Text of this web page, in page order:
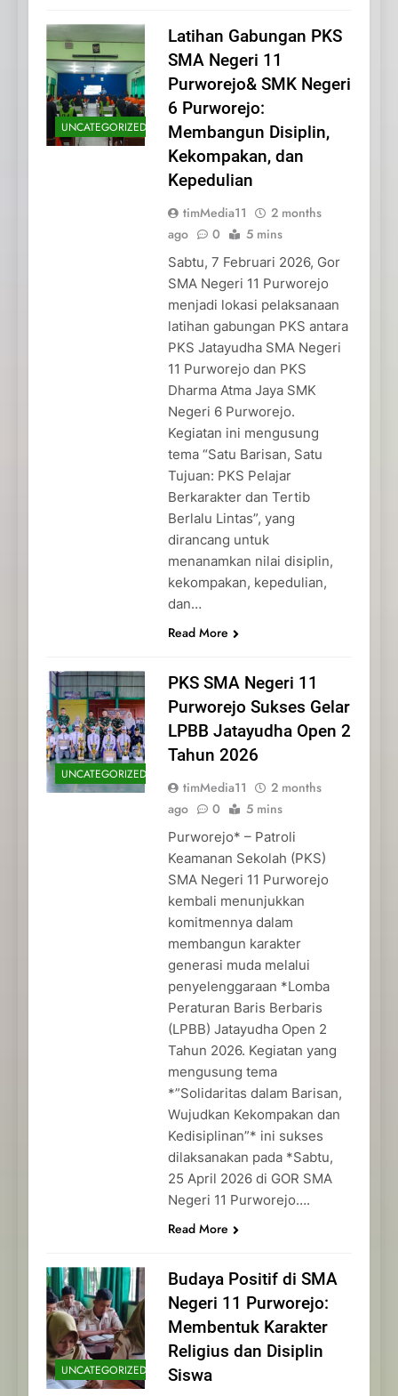
UNCATEGORIZED
Latihan Gabungan PKS
SMA Negeri 11
Purworejo& SMK Negeri
6 Purworejo:
Membangun Disiplin,
Kekompakan, dan
Kepedulian
timMedia11
2 months
ago
0 5 mins
Sabtu, 7 Februari 2026, Gor
SMA Negeri 11 Purworejo
menjadi lokasi pelaksanaan
latihan gabungan PKS antara
PKS Jatayudha SMA Negeri
11 Purworejo dan PKS
Dharma Atma Jaya SMK
Negeri 6 Purworejo.
Kegiatan ini mengusung
tema “Satu Barisan, Satu
Tujuan: PKS Pelajar
Berkarakter dan Tertib
Berlalu Lintas”, yang
dirancang untuk
menanamkan nilai disiplin,
kekompakan, kepedulian,
dan…
Read More
UNCATEGORIZED
PKS SMA Negeri 11
Purworejo Sukses Gelar
LPBB Jatayudha Open 2
Tahun 2026
timMedia11
2 months
ago
0 5 mins
Purworejo* – Patroli
Keamanan Sekolah (PKS)
SMA Negeri 11 Purworejo
kembali menunjukkan
komitmennya dalam
membangun karakter
generasi muda melalui
penyelenggaraan *Lomba
Peraturan Baris Berbaris
(LPBB) Jatayudha Open 2
Tahun 2026. Kegiatan yang
mengusung tema
*”Solidaritas dalam Barisan,
Wujudkan Kekompakan dan
Kedisiplinan”* ini sukses
dilaksanakan pada *Sabtu,
25 April 2026 di GOR SMA
Negeri 11 Purworejo….
Read More
UNCATEGORIZED
Budaya Positif di SMA
Negeri 11 Purworejo:
Membentuk Karakter
Religius dan Disiplin
Siswa